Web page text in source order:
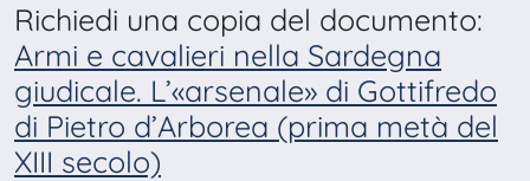
Richiedi una copia del documento:
Armi e cavalieri nella Sardegna
giudicale. L’«arsenale» di Gottifredo
di Pietro d’Arborea (prima metà del
XIII secolo)